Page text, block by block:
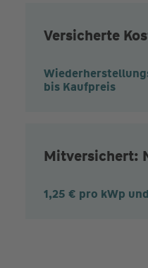
Versicherte
bis Kaufpreis
Mitversichert:
1,25 € pro kWp